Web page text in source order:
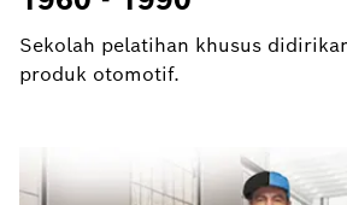
Sekolah pelatihan khusus
produk otomotif.